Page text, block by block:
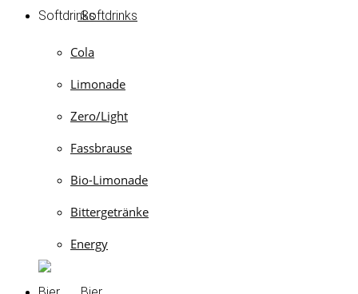
Softdrinks
Cola
Limonade
Zero/Light
Fassbrause
Bio-Limonade
Bittergetränke
Energy